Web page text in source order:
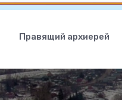
Правящий архиерей